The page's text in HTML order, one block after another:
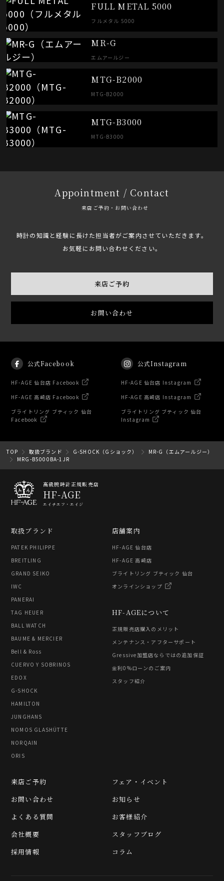
FULL METAL 5000
フルメタル 5000
MR-G
エムアールジー
MTG-B2000
MTG-B2000
MTG-B3000
MTG-B3000
Appointment / Contact
来店ご予約・お問い合わせ
時計の知識と経験に長けた担当者がご案内させていただきます。
お気軽にお問い合わせください。
来店ご予約
お問い合わせ
公式Facebook
HF-AGE 仙台店 Facebook
HF-AGE 高崎店 Facebook
ブライトリング ブティック 仙台
Facebook
公式Instagram
HF-AGE 仙台店 Instagram
HF-AGE 高崎店 Instagram
ブライトリング ブティック 仙台
Instagram
TOP 取扱ブランド G-SHOCK（Gショック）
MR-G（エムアールジー）
MRG-B5000BA-1JR
高級腕時計正規販売店
HF-AGE
エイチエフ・エイジ
取扱ブランド
PATEK PHILIPPE
BREITLING
GRAND SEIKO
IWC
PANERAI
TAG HEUER
BALL WATCH
BAUME & MERCIER
Bell & Ross
CUERVO Y SOBRINOS
EDOX
G-SHOCK
HAMILTON
JUNGHANS
NOMOS GLASHÜTTE
NORQAIN
ORIS
HF-AGEについて
正規販売店購入のメリット
メンテナンス・アフターサポート
Gressive加盟店ならではの追加保証
金利0%ローンのご案内
スタッフ紹介
店舗案内
HF-AGE 仙台店
HF-AGE 高崎店
ブライトリング ブティック 仙台
オンラインショップ
フェア・イベント
お知らせ
お客様紹介
スタッフブログ
コラム
来店ご予約
お問い合わせ
よくある質問
会社概要
採用情報